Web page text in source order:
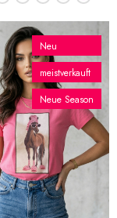
Neu
meistverkauft
Neue Season